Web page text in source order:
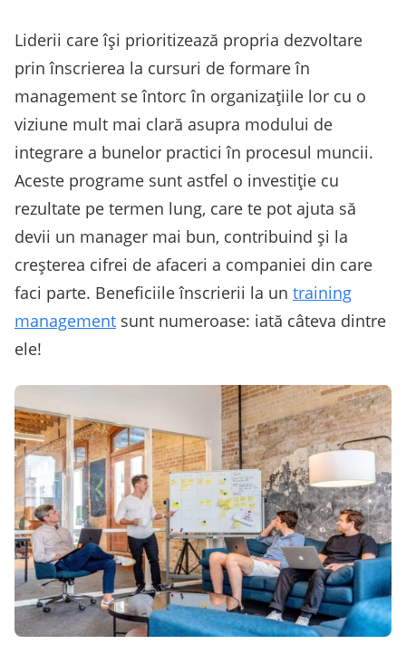
Liderii care își prioritizează propria dezvoltare
prin înscrierea la cursuri de formare în
management se întorc în organizațiile lor cu o
viziune mult mai clară asupra modului de
integrare a bunelor practici în procesul muncii.
Aceste programe sunt astfel o investiție cu
rezultate pe termen lung, care te pot ajuta să
devii un manager mai bun, contribuind și la
creșterea cifrei de afaceri a companiei din care
faci parte. Beneficiile înscrierii la un training
management sunt numeroase: iată câteva dintre
ele!